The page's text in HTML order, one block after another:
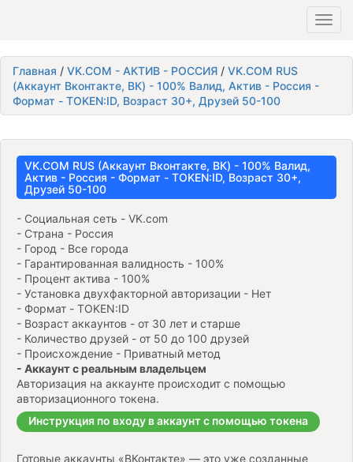
Главная / VK.COM - АКТИВ - РОССИЯ / VK.COM RUS
(Аккаунт Вконтакте, ВК) - 100% Валид, Актив - Россия -
Формат - TOKEN:ID, Возраст 30+, Друзей 50-100
VK.COM RUS (Аккаунт Вконтакте, ВК) - 100% Валид,
Актив - Россия - Формат - TOKEN:ID, Возраст 30+,
Друзей 50-100
- Социальная сеть - VK.com
- Страна - Россия
- Город - Все города
- Гарантированная валидность - 100%
- Процент актива - 100%
- Установка двухфакторной авторизации - Нет
- Формат - TOKEN:ID
- Возраст аккаунтов - от 30 лет и старше
- Количество друзей - от 50 до 100 друзей
- Происхождение - Приватный метод
- Аккаунт с реальным владельцем
Авторизация на аккаунте происходит с помощью
авторизационного токена.
Инструкция по входу в аккаунт с помощью токена
Готовые аккаунты «ВКонтакте» — это уже созданные